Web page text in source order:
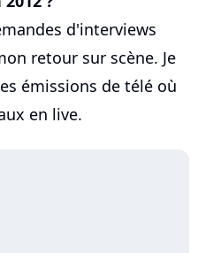
d'interviews
retour sur scène. Je
émissions de télé où
en live.